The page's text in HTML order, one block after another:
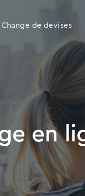
Change de devises
en